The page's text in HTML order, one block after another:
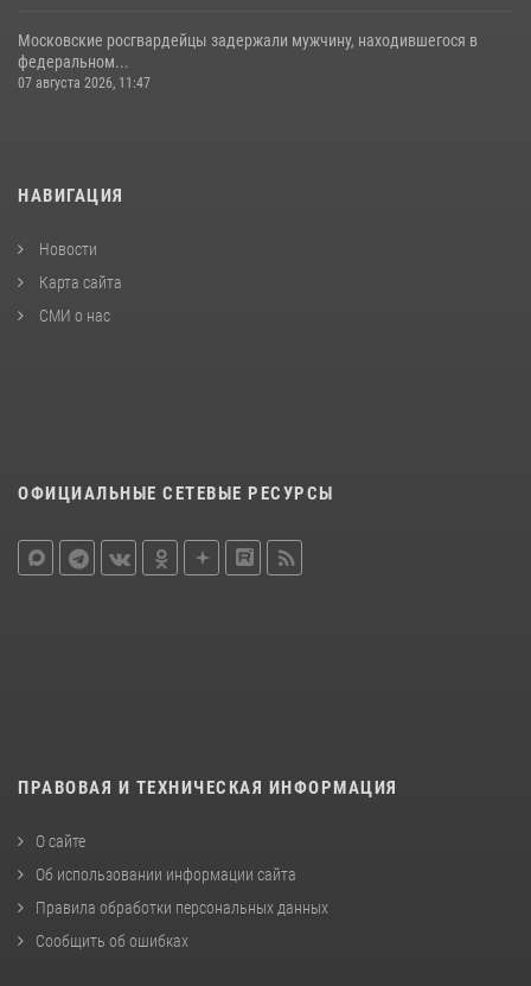
Московские росгвардейцы задержали мужчину, находившегося в
федеральном...
07 августа 2026, 11:47
НАВИГАЦИЯ
Новости
Карта сайта
СМИ о нас
ОФИЦИАЛЬНЫЕ СЕТЕВЫЕ РЕСУРСЫ
ПРАВОВАЯ И ТЕХНИЧЕСКАЯ ИНФОРМАЦИЯ
О сайте
Об использовании информации сайта
Правила обработки персональных данных
Сообщить об ошибках